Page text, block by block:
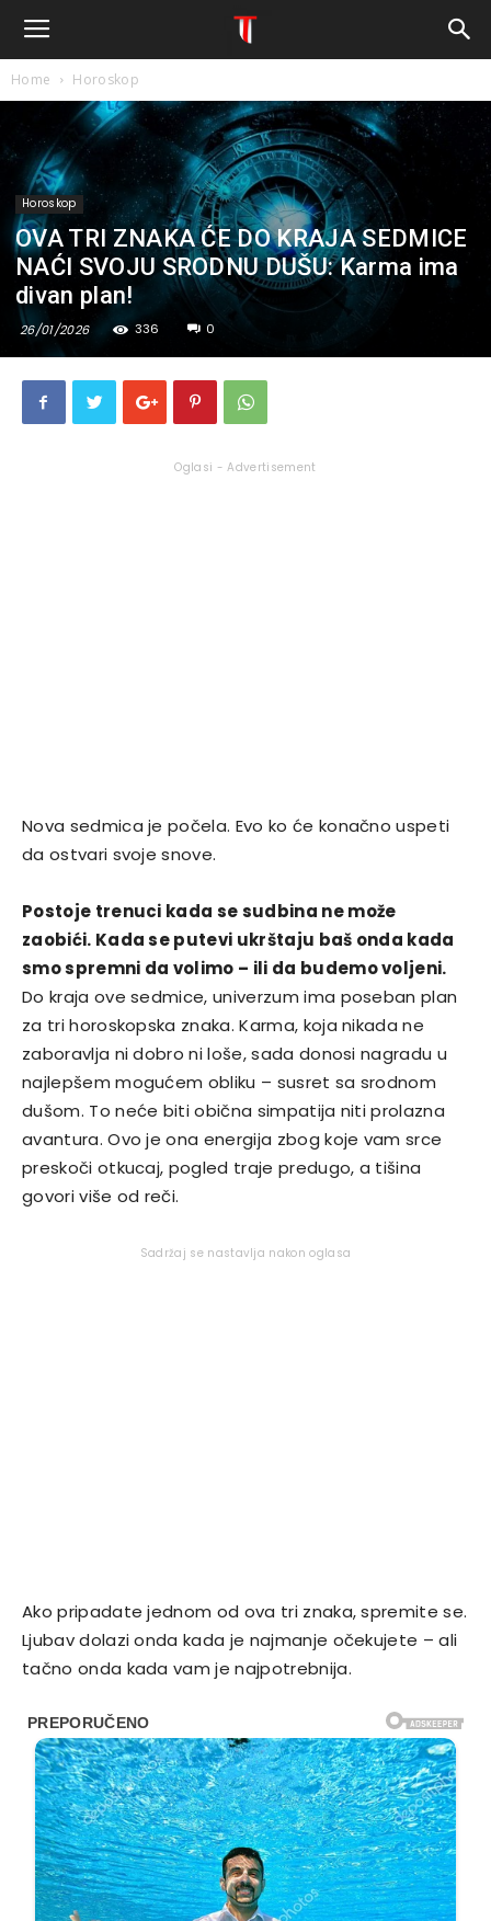
Home Horoskop
Horoskop
OVA TRI ZNAKA ĆE DO KRAJA SEDMICE
NAĆI SVOJU SRODNU DUŠU: Karma ima
divan plan!
26/01/2026 336 0
Oglasi - Advertisement
Nova sedmica je počela. Evo ko će konačno uspeti
da ostvari svoje snove.
Postoje trenuci kada se sudbina ne može
zaobići. Kada se putevi ukrštaju baš onda kada
smo spremni da volimo – ili da budemo voljeni.
Do kraja ove sedmice, univerzum ima poseban plan
za tri horoskopska znaka. Karma, koja nikada ne
zaboravlja ni dobro ni loše, sada donosi nagradu u
najlepšem mogućem obliku – susret sa srodnom
dušom. To neće biti obična simpatija niti prolazna
avantura. Ovo je ona energija zbog koje vam srce
preskoči otkucaj, pogled traje predugo, a tišina
govori više od reči.
Sadržaj se nastavlja nakon oglasa
Ako pripadate jednom od ova tri znaka, spremite se.
Ljubav dolazi onda kada je najmanje očekujete – ali
tačno onda kada vam je najpotrebnija.